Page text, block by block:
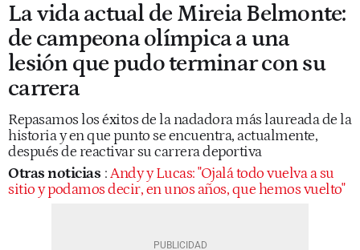
La vida actual de Mireia Belmonte:
de campeona olímpica a una
lesión que pudo terminar con su
carrera
Repasamos los éxitos de la nadadora más laureada de la
historia y en que punto se encuentra, actualmente,
después de reactivar su carrera deportiva
Otras noticias :Andy y Lucas: "Ojalá todo vuelva a su
sitio y podamos decir, en unos años, que hemos vuelto"